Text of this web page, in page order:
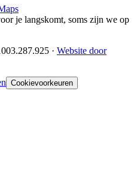
je langskomt, soms zijn we op
· Website door
Cookievoorkeuren